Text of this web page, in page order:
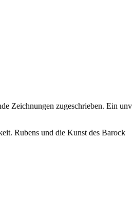
Zeichnungen zugeschrieben. Ein
Rubens und die Kunst des Barock